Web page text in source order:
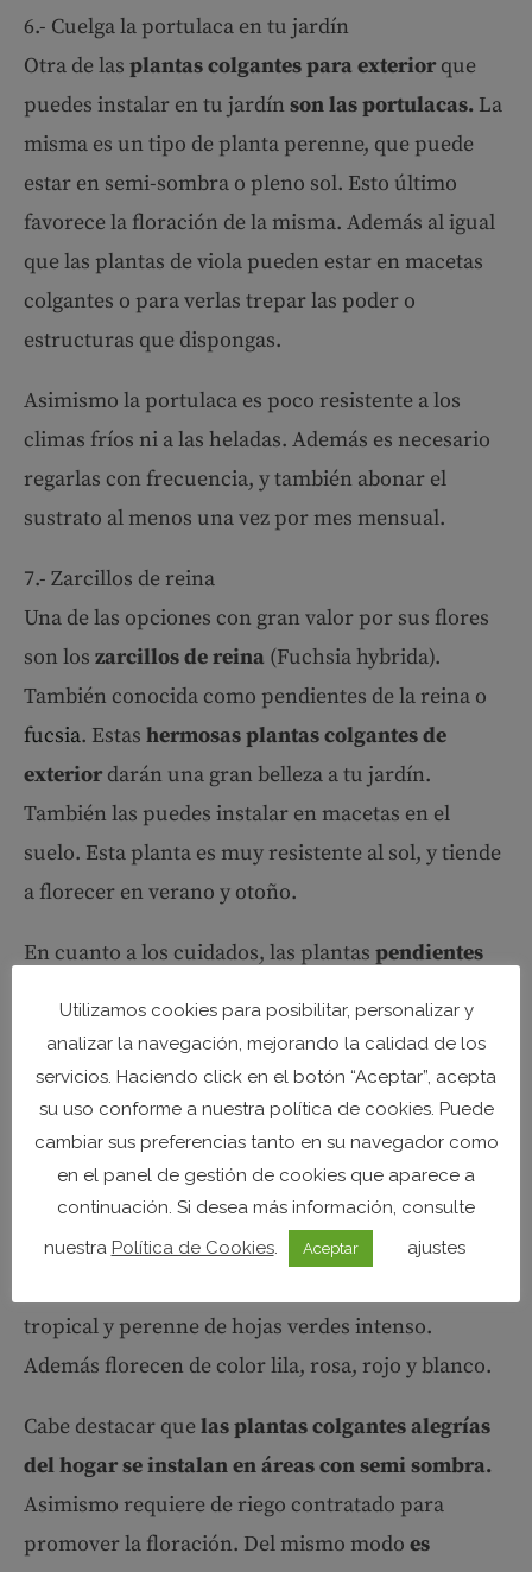
6.- Cuelga la portulaca en tu jardín
Otra de las plantas colgantes para exteriorque
puedes instalar en tu jardínson las portulacas. La
misma es un tipo de planta perenne, que puede
estar en semi-sombra o pleno sol. Esto último
favorece la floración de la misma. Además al igual
que las plantas de viola pueden estar en macetas
colgantes o para verlas trepar las poder o
estructuras que dispongas.
Asimismo la portulaca es poco resistente a los
climas fríos ni a las heladas. Además es necesario
regarlas con frecuencia, y también abonar el
sustrato al menos una vez por mes mensual.
7.- Zarcillos de reina
Una de las opciones con gran valor por sus flores
son los zarcillos de reina (Fuchsia hybrida).
También conocida como pendientes de la reina o
fucsia. Estas hermosas plantas colgantes de
exteriordarán una gran belleza a tu jardín.
También las puedes instalar en macetas en el
suelo. Esta planta es muy resistente al sol, y tiende
a florecer en verano y otoño.
En cuanto a los cuidados, las plantas pendientes
humus de lombriz
sólido cada quince días o al
menos una vez por mes.
8.- Alegría de la casa
Alegría de la casa, está hermosa es una variedad
plantas colgantes de exteriorsin duda será una
adquisición acertada. Las plantas alegres
tropical y perenne de hojas verdes intenso.
Además florecen de color lila, rosa, rojo y blanco.
Cabe destacar quelas plantas colgantes alegrías
del hogar se instalan en áreas con semi sombra.
Asimismo requiere de riego contratado para
promover la floración. Del mismo modo es
Utilizamos cookies para posibilitar, personalizar y
analizar la navegación, mejorando la calidad de los
servicios. Haciendo click en el botón “Aceptar”, acepta
su uso conforme a nuestra política de cookies. Puede
cambiar sus preferencias tanto en su navegador como
en el panel de gestión de cookies que aparece a
continuación. Si desea más información, consulte
nuestra Política de Cookies. Aceptar ajustes